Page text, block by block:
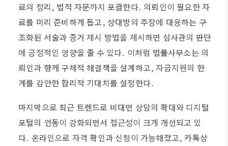
료의 정리, 법적 자문까지 포괄한다. 의뢰인이 필요한 자
료를 미리 준비하게 돕고, 상대방의 주장에 대응하는 구
조화된 서술과 증거 제시 방법을 제시하면 심사관의 판단
에 긍정적인 영향을 줄 수 있다. 이처럼 법률사무소는 의
뢰인과 함께 구체적 해결책을 설계하고, 자금지원의 한
계를 감안한 합리적 기대치를 설정한다.
마지막으로 최근 트렌드로 비대면 상담의 확대와 디지털
포털의 연동이 강화되면서 접근성이 크게 개선되고 있
다. 온라인으로 자격 확인과 신청이 가능해졌고, 카톡상